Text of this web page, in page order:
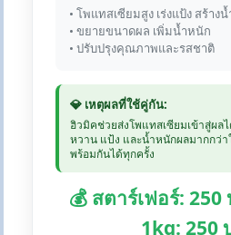
• โพแทสเซียมสูง เร่งแป้ง สร้าง
• ขยายขนาดผล เพิ่มน้ำหนัก
• ปรับปรุงคุณภาพและรสชาติ
💎 เหตุผลที่ใช้คู่กัน:
ฮิวมิคช่วยส่งโพแทสเซียมเข้าสู่ผล
หวาน แป้ง และน้ำหนักผลมากกว่
พร้อมกันได้ทุกครั้ง
💰 สตาร์เฟอร์:
1kg: 250